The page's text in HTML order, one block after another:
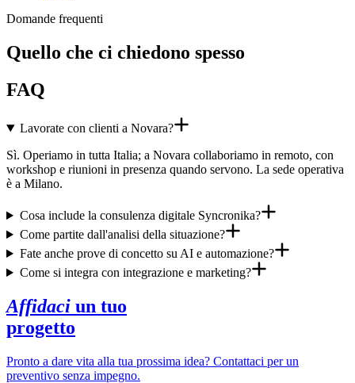
Domande frequenti
Quello che ci chiedono spesso
FAQ
Lavorate con clienti a Novara?
Sì. Operiamo in tutta Italia; a Novara collaboriamo in remoto, con
workshop e riunioni in presenza quando servono. La sede operativa
è a Milano.
Cosa include la consulenza digitale Syncronika?
Come partite dall'analisi della situazione?
Fate anche prove di concetto su AI e automazione?
Come si integra con integrazione e marketing?
Affidaci un tuo
progetto
Pronto a dare vita alla tua prossima idea? Contattaci per un
preventivo senza impegno.